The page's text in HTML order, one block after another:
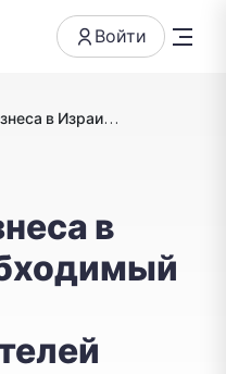
Войти
Открытие бизнеса в Израиле: Необходимый чек-лист для предпринимателей
в